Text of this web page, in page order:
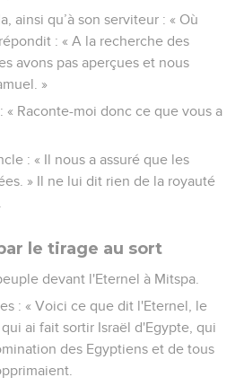
ainsi qu’à son serviteur : « Où
: « A la recherche des
avons pas aperçues et nous
»
« Raconte-moi donc ce que vous a
: « Il nous a assuré que les
» Il ne lui dit rien de la royauté
le tirage au sort
devant l'Eternel à Mitspa.
: « Voici ce que dit l'Eternel, le
ai fait sortir Israël d'Egypte, qui
des Egyptiens et de tous